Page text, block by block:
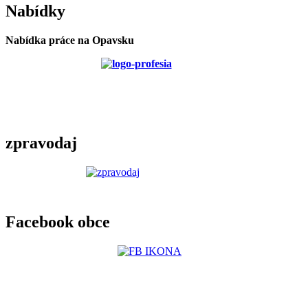
Nabídky
Nabídka práce na Opavsku
zpravodaj
Facebook obce